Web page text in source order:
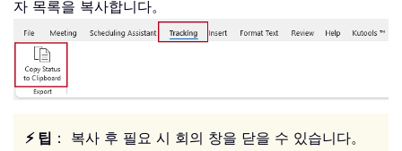
자 목록을 복사합니다。
⚡ 팁 ： 복사 후 필요 시 회의 창을 닫을 수 있습니다。